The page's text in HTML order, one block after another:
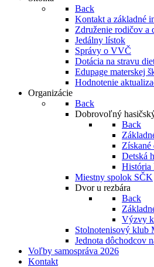
Back
Kontakt a základné
Združenie rodičov a
Jedálny lístok
Správy o VVČ
Dotácia na stravu
Edupage materskej
Hodnotenie
Organizácie
Back
Dobrovoľný
Back
Získané
Detská
História
Miestny spolok SČK
Dvor u rezbára
Back
Výzvy k
Stolnotenisový klub
Jednota dôchodcov
Voľby samospráva 2026
Kontakt